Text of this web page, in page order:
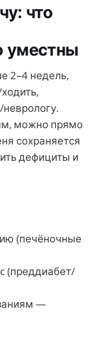
что
уместны
2–4 недель,
неврологу.
можно прямо
сохраняется
дефициты и
(печёночные
(преддиабет/
—